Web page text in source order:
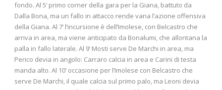
fondo. Al 5’ primo corner della gara per la Giana, battuto da
Dalla Bona, ma un fallo in attacco rende vana l’azione offensiva
della Giana. Al 7’ l’incursione è dell’Imolese, con Belcastro che
arriva in area, ma viene anticipato da Bonalumi, che allontana la
palla in fallo laterale. Al 9’ Mosti serve De Marchi in area, ma
Perico devia in angolo: Carraro calcia in area e Carini di testa
manda alto. Al 10’ occasione per l’Imolese con Belcastro che
serve De Marchi, il quale calcia sul primo palo, ma Leoni devia